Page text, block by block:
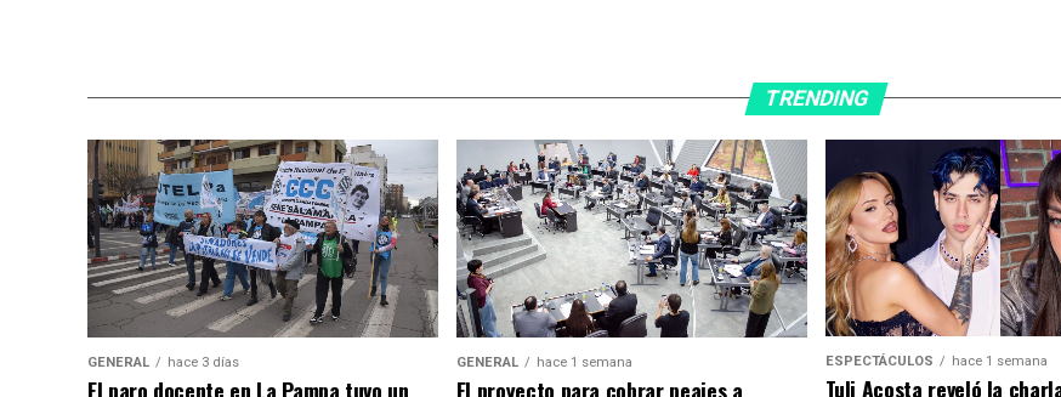
TRENDING
GENERAL hace 3 días
El paro docente en La Pampa tuvo un
GENERAL hace 1 semana
El proyecto para cobrar peajes a
ESPECTÁCULOS hace 1 semana
Tuli Acosta reveló la